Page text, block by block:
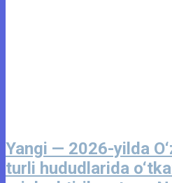
Yangi — 2026-yilda
turli hududlarida